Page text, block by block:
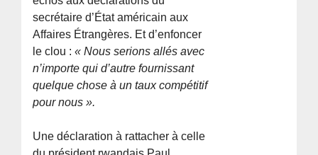
secrétaire d’État américain aux
Affaires Étrangères. Et d’enfoncer
le clou :« Nous serions allés avec
n’importe qui d’autre fournissant
quelque chose à un taux compétitif
pour nous ».
Une déclaration à rattacher à celle